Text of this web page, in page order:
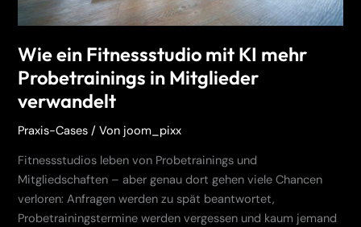
Wie ein Fitnessstudio mit KI mehr
Probetrainings in Mitglieder
verwandelt
Praxis-Cases / Von joom_pixx
Fitnessstudios leben von Probetrainings und
Mitgliedschaften – aber genau dort gehen viele Chancen
verloren: Anfragen werden zu spät beantwortet,
Probetrainingstermine werden vergessen und kaum jemand